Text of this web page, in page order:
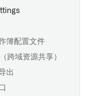
簿配置文件
跨域资源共享）
出